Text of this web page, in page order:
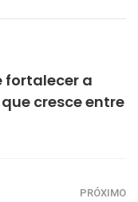
fortalecer a
cresce entre
PRÓXIMO